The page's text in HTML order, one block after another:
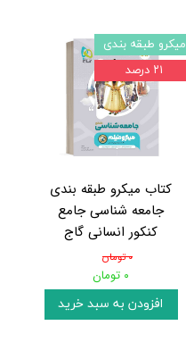
کتاب میکرو طبقه بندی
جامعه شناسی جامع
کنکور انسانی گاج
۰ تومان
۰ تومان
افزودن به سبد خرید
میکرو طبقه بندی
۲۱ درصد